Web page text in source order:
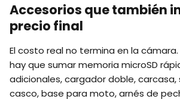
Accesorios que también
precio final
El costo real no termina en la
hay que sumar memoria microSD
adicionales, cargador doble,
casco, base para moto, arnés de